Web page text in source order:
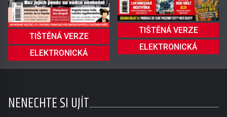
TIŠTĚNÁ VERZE
ELEKTRONICKÁ
TIŠTĚNÁ VERZE
ELEKTRONICKÁ
NENECHTE SI UJÍT